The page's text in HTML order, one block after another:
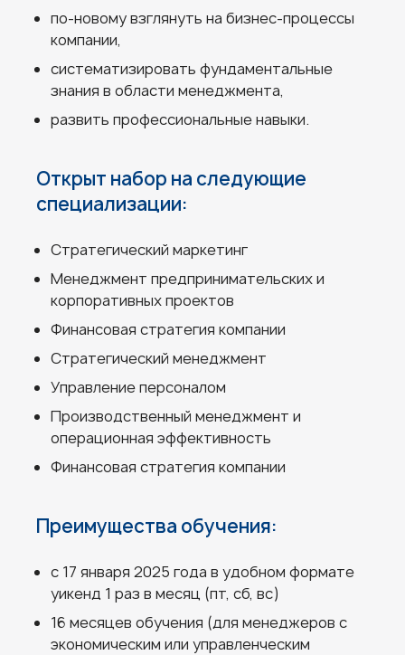
по-новому взглянуть на бизнес-процессы
компании,
систематизировать фундаментальные
знания в области менеджмента,
развить профессиональные навыки.
Открыт набор на следующие
специализации:
Стратегический маркетинг
Менеджмент предпринимательских и
корпоративных проектов
Финансовая стратегия компании
Стратегический менеджмент
Управление персоналом
Производственный менеджмент и
операционная эффективность
Финансовая стратегия компании
Преимущества обучения:
с 17 января 2025 года в удобном формате
уикенд 1 раз в месяц (пт, сб, вс)
16 месяцев обучения (для менеджеров с
экономическим или управленческим